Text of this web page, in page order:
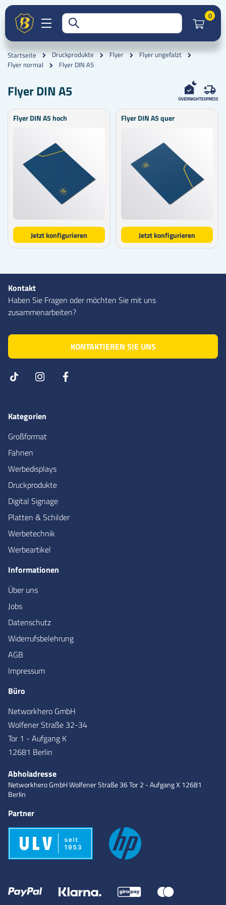
0
Startseite Druckprodukte Flyer
Flyer ungefalzt
Flyer normal
Flyer DIN A5
Flyer DIN A5
Flyer DIN A5 hoch
Jetzt konfigurieren
Flyer DIN A5 quer
Jetzt konfigurieren
Kontakt
Haben Sie Fragen oder möchten Sie mit uns
zusammenarbeiten?
KONTAKTIEREN SIE UNS
Kategorien
Großformat
Fahnen
Werbedisplays
Druckprodukte
Digital Signage
Platten & Schilder
Werbetechnik
Werbeartikel
Informationen
Über uns
Jobs
Datenschutz
Widerrufsbelehrung
AGB
Impressum
Büro
Networkhero GmbH
Wolfener Straße 32-34
Tor 1 - Aufgang K
12681 Berlin
Abholadresse
Networkhero GmbHWolfener Straße 36Tor 2 - Aufgang X12681
Berlin
Partner